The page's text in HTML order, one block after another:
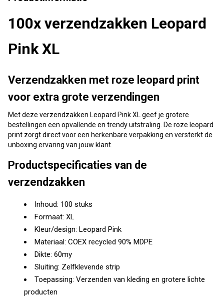
100x verzendzakken Leopard
Pink XL
Verzendzakken met roze leopard print
voor extra grote verzendingen
Met deze verzendzakken Leopard Pink XL geef je grotere
bestellingen een opvallende en trendy uitstraling. De roze leopard
print zorgt direct voor een herkenbare verpakking en versterkt de
unboxing ervaring van jouw klant.
Productspecificaties van de
verzendzakken
Inhoud: 100 stuks
Formaat: XL
Kleur/design: Leopard Pink
Materiaal: COEX recycled 90% MDPE
Dikte: 60my
Sluiting: Zelfklevende strip
Toepassing: Verzenden van kleding en grotere lichte
producten